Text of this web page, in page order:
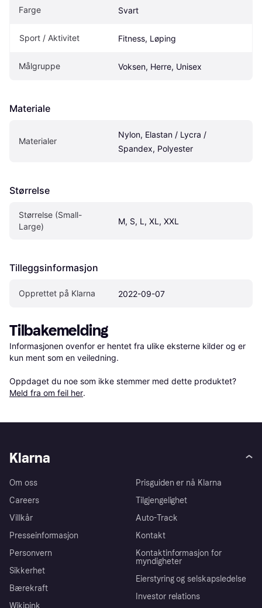
Farge Svart
Sport / Aktivitet Fitness, Løping
Målgruppe Voksen, Herre, Unisex
Materiale
Materialer
Nylon, Elastan / Lycra /
Spandex, Polyester
Størrelse
Størrelse (Small-
Large)
M, S, L, XL, XXL
Tilleggsinformasjon
Opprettet på Klarna 2022-09-07
Tilbakemelding
Informasjonen ovenfor er hentet fra ulike eksterne kilder og er
kun ment som en veiledning.
Oppdaget du noe som ikke stemmer med dette produktet?
Meld fra om feil her.
Klarna
Om oss
Careers
Villkår
Presseinformasjon
Personvern
Sikkerhet
Bærekraft
Prisguiden er nå Klarna
Tilgjengelighet
Auto-Track
Kontakt
Kontaktinformasjon for
myndigheter
Eierstyring og selskapsledelse
Investor relations